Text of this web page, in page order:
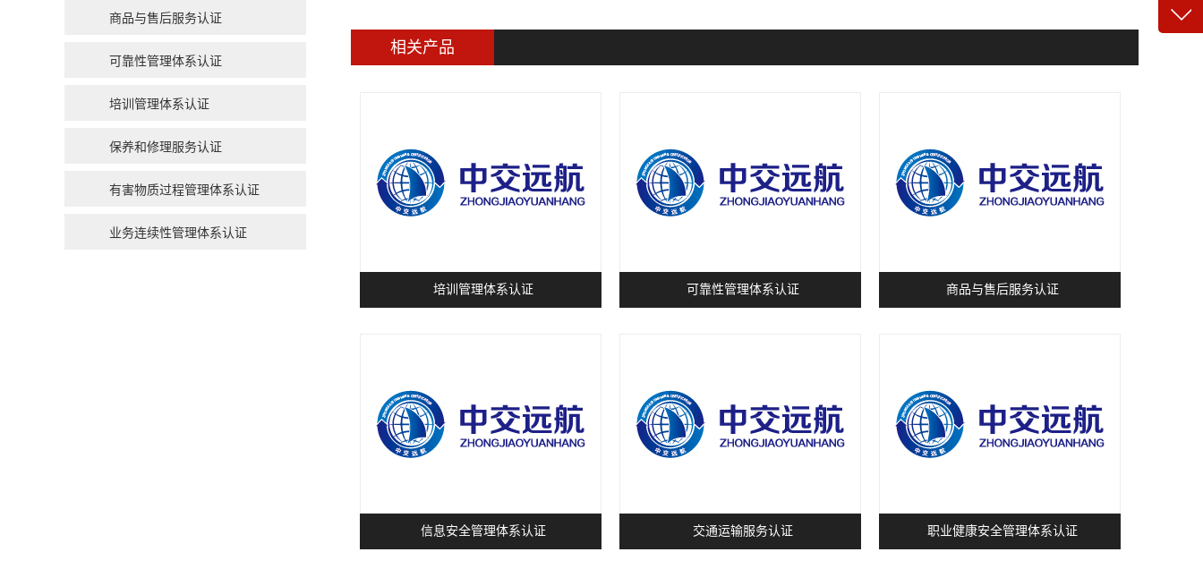
商品与售后服务认证
可靠性管理体系认证
培训管理体系认证
保养和修理服务认证
有害物质过程管理体系认证
业务连续性管理体系认证
相关产品
培训管理体系认证 可靠性管理体系认证 商品与售后服务认证
信息安全管理体系认证 交通运输服务认证 职业健康安全管理体系认证
客服